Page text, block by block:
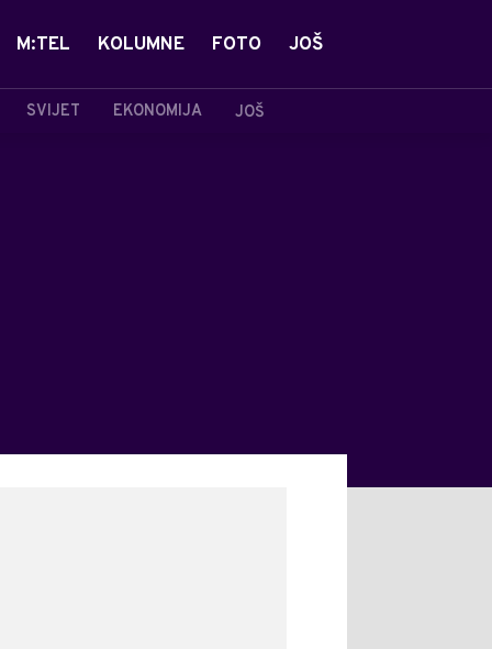
SVIJET EKONOMIJA JOŠ
M:TEL KOLUMNE FOTO JOŠ